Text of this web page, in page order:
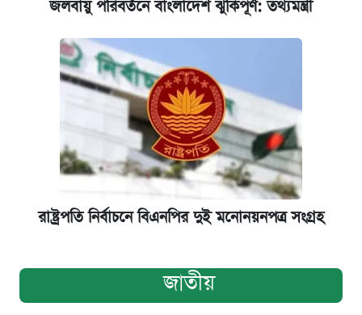
জলবায়ু পরিবর্তনে বাংলাদেশ ঝুঁকিপূর্ণ: তথ্যমন্ত্রী
রাষ্ট্রপতি নির্বাচনে বিএনপির দুই মনোনয়নপত্র সংগ্রহ
জাতীয়